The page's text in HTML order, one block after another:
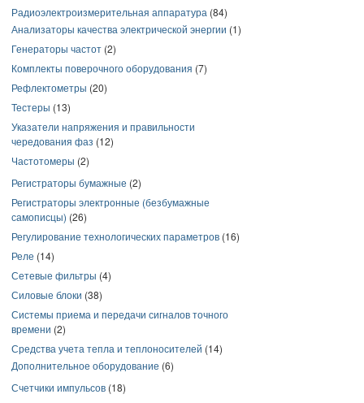
Радиоэлектроизмерительная аппаратура (84)
Анализаторы качества электрической энергии (1)
Генераторы частот (2)
Комплекты поверочного оборудования (7)
Рефлектометры (20)
Тестеры (13)
Указатели напряжения и правильности
чередования фаз (12)
Частотомеры (2)
Регистраторы бумажные (2)
Регистраторы электронные (безбумажные
самописцы) (26)
Регулирование технологических параметров (16)
Реле (14)
Сетевые фильтры (4)
Силовые блоки (38)
Системы приема и передачи сигналов точного
времени (2)
Средства учета тепла и теплоносителей (14)
Дополнительное оборудование (6)
Счетчики импульсов (18)